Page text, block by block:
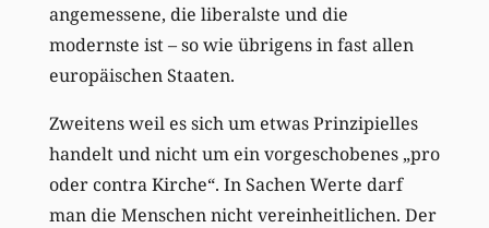
angemessene, die liberalste und die
modernste ist – so wie übrigens in fast allen
europäischen Staaten.
Zweitens weil es sich um etwas Prinzipielles
handelt und nicht um ein vorgeschobenes „pro
oder contra Kirche“. In Sachen Werte darf
man die Menschen nicht vereinheitlichen. Der